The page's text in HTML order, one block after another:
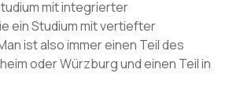
mit integrierter
ein Studium mit vertiefter
ist also immer einen Teil des
oder Würzburg und einen Teil in